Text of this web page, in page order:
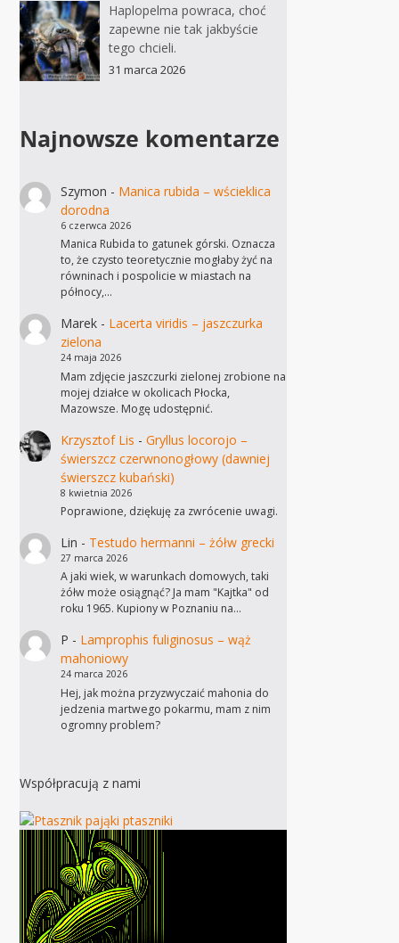
Haplopelma powraca, choć
zapewne nie tak jakbyście
tego chcieli.
31 marca 2026
Najnowsze komentarze
Szymon - Manica rubida – wścieklica
dorodna
6 czerwca 2026
Manica Rubida to gatunek górski. Oznacza
to, że czysto teoretycznie mogłaby żyć na
równinach i pospolicie w miastach na
północy,…
Marek- Lacerta viridis – jaszczurka
zielona
24 maja 2026
Mam zdjęcie jaszczurki zielonej zrobione na
mojej działce w okolicach Płocka,
Mazowsze. Mogę udostępnić.
Krzysztof Lis - Gryllus locorojo –
świerszcz czerwnonogłowy (dawniej
świerszcz kubański)
8 kwietnia 2026
Poprawione, dziękuję za zwrócenie uwagi.
Lin - Testudo hermanni – żółw grecki
27 marca 2026
A jaki wiek, w warunkach domowych, taki
żółw może osiągnąć? Ja mam "Kajtka" od
roku 1965. Kupiony w Poznaniu na…
P - Lamprophis fuliginosus – wąż
mahoniowy
24 marca 2026
Hej, jak można przyzwyczaić mahonia do
jedzenia martwego pokarmu, mam z nim
ogromny problem?
Współpracują z nami